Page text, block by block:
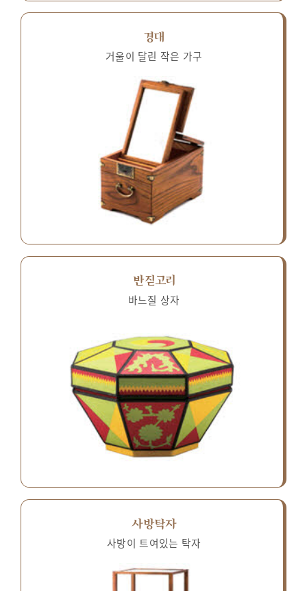
경대
거울이 달린 작은 가구
반짇고리
바느질 상자
사방탁자
사방이 트여있는 탁자